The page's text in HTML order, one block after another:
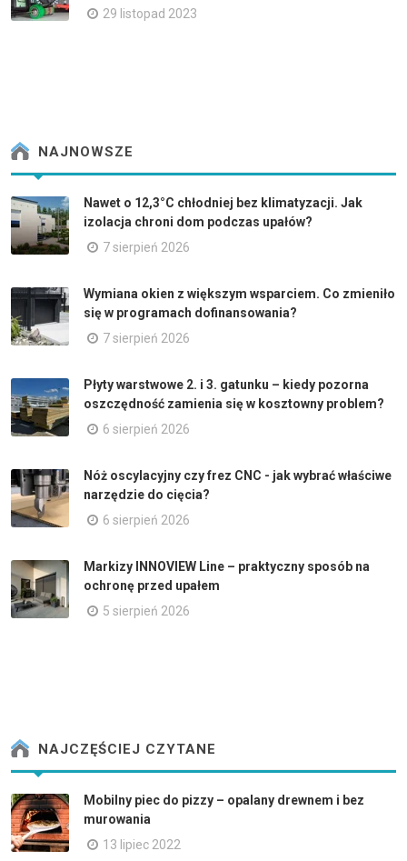
29 listopad 2023
NAJNOWSZE
Nawet o 12,3°C chłodniej bez klimatyzacji. Jak
izolacja chroni dom podczas upałów?
7 sierpień 2026
Wymiana okien z większym wsparciem. Co zmieniło
się w programach dofinansowania?
7 sierpień 2026
Płyty warstwowe 2. i 3. gatunku – kiedy pozorna
oszczędność zamienia się w kosztowny problem?
6 sierpień 2026
Nóż oscylacyjny czy frez CNC - jak wybrać właściwe
narzędzie do cięcia?
6 sierpień 2026
Markizy INNOVIEW Line – praktyczny sposób na
ochronę przed upałem
5 sierpień 2026
NAJCZĘŚCIEJ CZYTANE
Mobilny piec do pizzy – opalany drewnem i bez
murowania
13 lipiec 2022